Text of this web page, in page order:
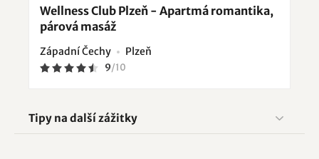
Wellness Club Plzeň - Apartmá romantika,
párová masáž
Západní Čechy Plzeň
9/10
Tipy na další zážitky